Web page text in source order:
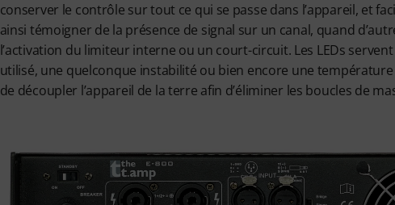
conserver le contrôle sur tout ce qui se passe dans l’appareil, et
ainsi témoigner de la présence de signal sur un canal, quand
l’activation du limiteur interne ou un court-circuit. Les LEDs
utilisé, une quelconque instabilité ou bien encore une
de découpler l’appareil de la terre afin d’éliminer les boucles de